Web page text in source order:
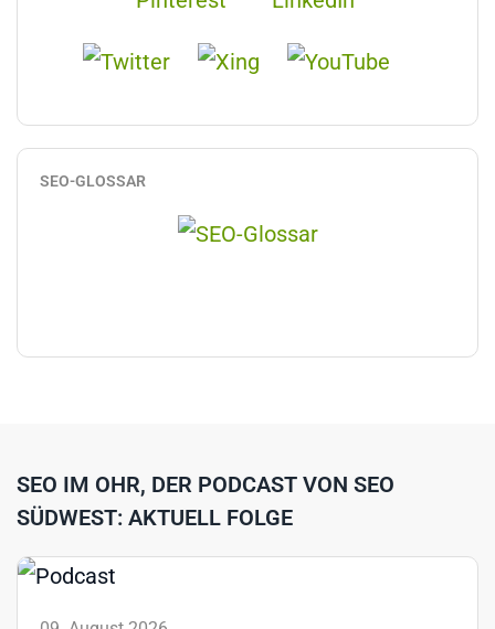
SEO-GLOSSAR
SEO IM OHR, DER PODCAST VON SEO
SÜDWEST: AKTUELL FOLGE